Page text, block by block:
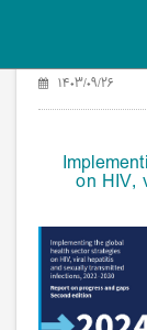
۱۴۰۳/۰۹/۲۶
on HIV,